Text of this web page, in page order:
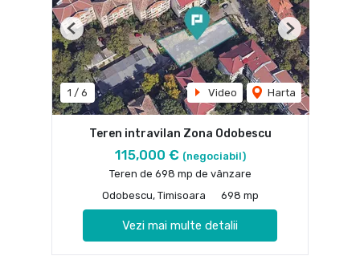
1 / 6 Video Harta
Previous Next
Teren intravilan Zona Odobescu
115,000 € (negociabil)
Teren de 698 mp de vânzare
Odobescu, Timisoara
698 mp
Vezi mai multe detalii